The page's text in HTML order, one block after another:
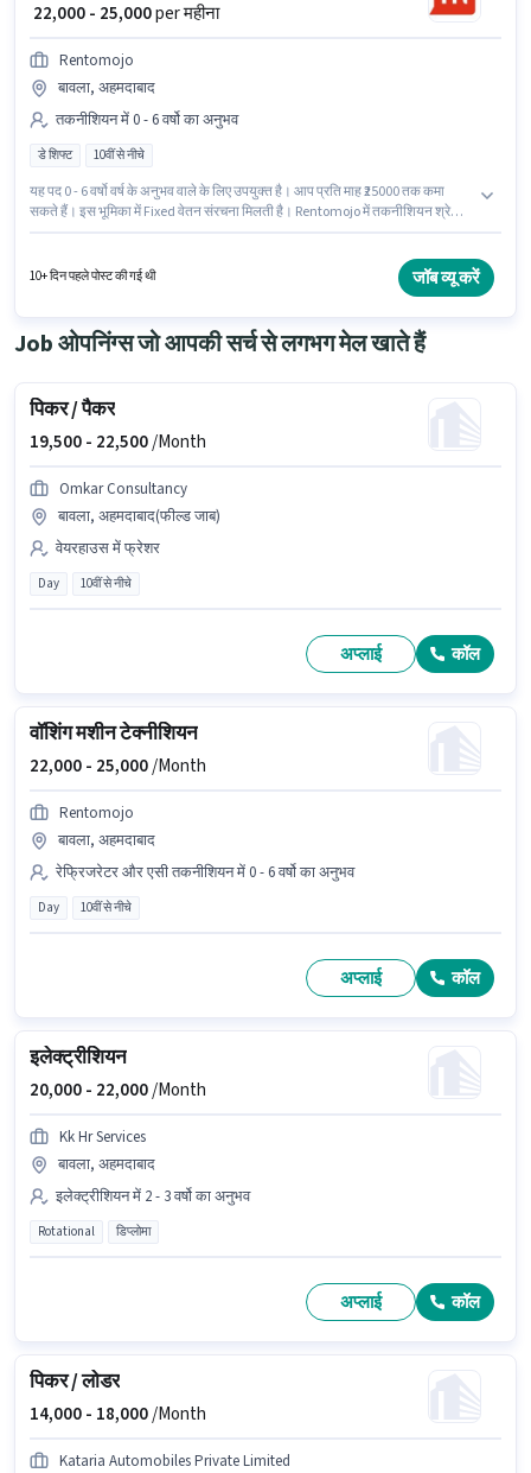
₹ 22,000 - 25,000per महीना
Rentomojo
बावला, अहमदाबाद
तकनीशियन में 0 - 6 वर्षो का अनुभव
डे शिफ्ट 10वीं से नीचे
यह पद 0 - 6 वर्षो वर्ष के अनुभव वाले के लिए उपयुक्त है। आप प्रति माह ₹25000 तक कमा
सकते हैं। इस भूमिका में Fixed वेतन संरचना मिलती है। Rentomojo में तकनीशियन श्रेणी में
कर सकते हैं। यह वैकेंसी बावला, अहमदाबाद में है।
10+ दिन पहले पोस्ट की गई थी जॉब व्यू करें
Job ओपनिंग्स जो आपकी सर्च से लगभग मेल खाते हैं
पिकर / पैकर
19,500 - 22,500/Month
Omkar Consultancy
बावला, अहमदाबाद(फील्ड जाब)
वेयरहाउस में फ्रेशर
Day 10वीं से नीचे
अप्लाई कॉल
वॉशिंग मशीन टेक्नीशियन
22,000 - 25,000/Month
Rentomojo
बावला, अहमदाबाद
रेफ्रिजरेटर और एसी तकनीशियन में 0 - 6 वर्षो का अनुभव
Day 10वीं से नीचे
अप्लाई कॉल
इलेक्ट्रीशियन
20,000 - 22,000/Month
Kk Hr Services
बावला, अहमदाबाद
इलेक्ट्रीशियन में 2 - 3 वर्षो का अनुभव
Rotational डिप्लोमा
अप्लाई कॉल
पिकर / लोडर
14,000 - 18,000/Month
Kataria Automobiles Private Limited